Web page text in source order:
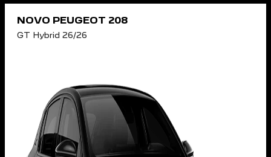
NOVO PEUGEOT 208
GT Hybrid 26/26